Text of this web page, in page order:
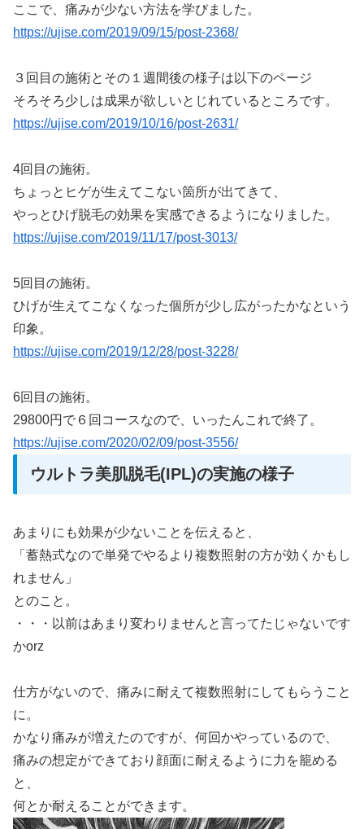
ここで、痛みが少ない方法を学びました。
https://ujise.com/2019/09/15/post-2368/
３回目の施術とその１週間後の様子は以下のページ
そろそろ少しは成果が欲しいとじれているところです。
https://ujise.com/2019/10/16/post-2631/
4回目の施術。
ちょっとヒゲが生えてこない箇所が出てきて、
やっとひげ脱毛の効果を実感できるようになりました。
https://ujise.com/2019/11/17/post-3013/
5回目の施術。
ひげが生えてこなくなった個所が少し広がったかなという
印象。
https://ujise.com/2019/12/28/post-3228/
6回目の施術。
29800円で６回コースなので、いったんこれで終了。
https://ujise.com/2020/02/09/post-3556/
ウルトラ美肌脱毛(IPL)の実施の様子
あまりにも効果が少ないことを伝えると、
「蓄熱式なので単発でやるより複数照射の方が効くかもし
れません」
とのこと。
・・・以前はあまり変わりませんと言ってたじゃないです
かorz
仕方がないので、痛みに耐えて複数照射にしてもらうこと
に。
かなり痛みが増えたのですが、何回かやっているので、
痛みの想定ができており顔面に耐えるように力を籠める
と、
何とか耐えることができます。